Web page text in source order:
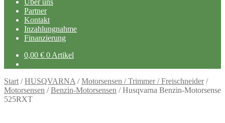
Über uns
Partner
Kontakt
Inzahlungnahme
Finanzierung
0,00 € 0 Artikel
Start /HUSQVARNA /Motorsensen / Trimmer / Freischneider/
Motorsensen /Benzin-Motorsensen /Husqvarna Benzin-Motorsense
525RXT